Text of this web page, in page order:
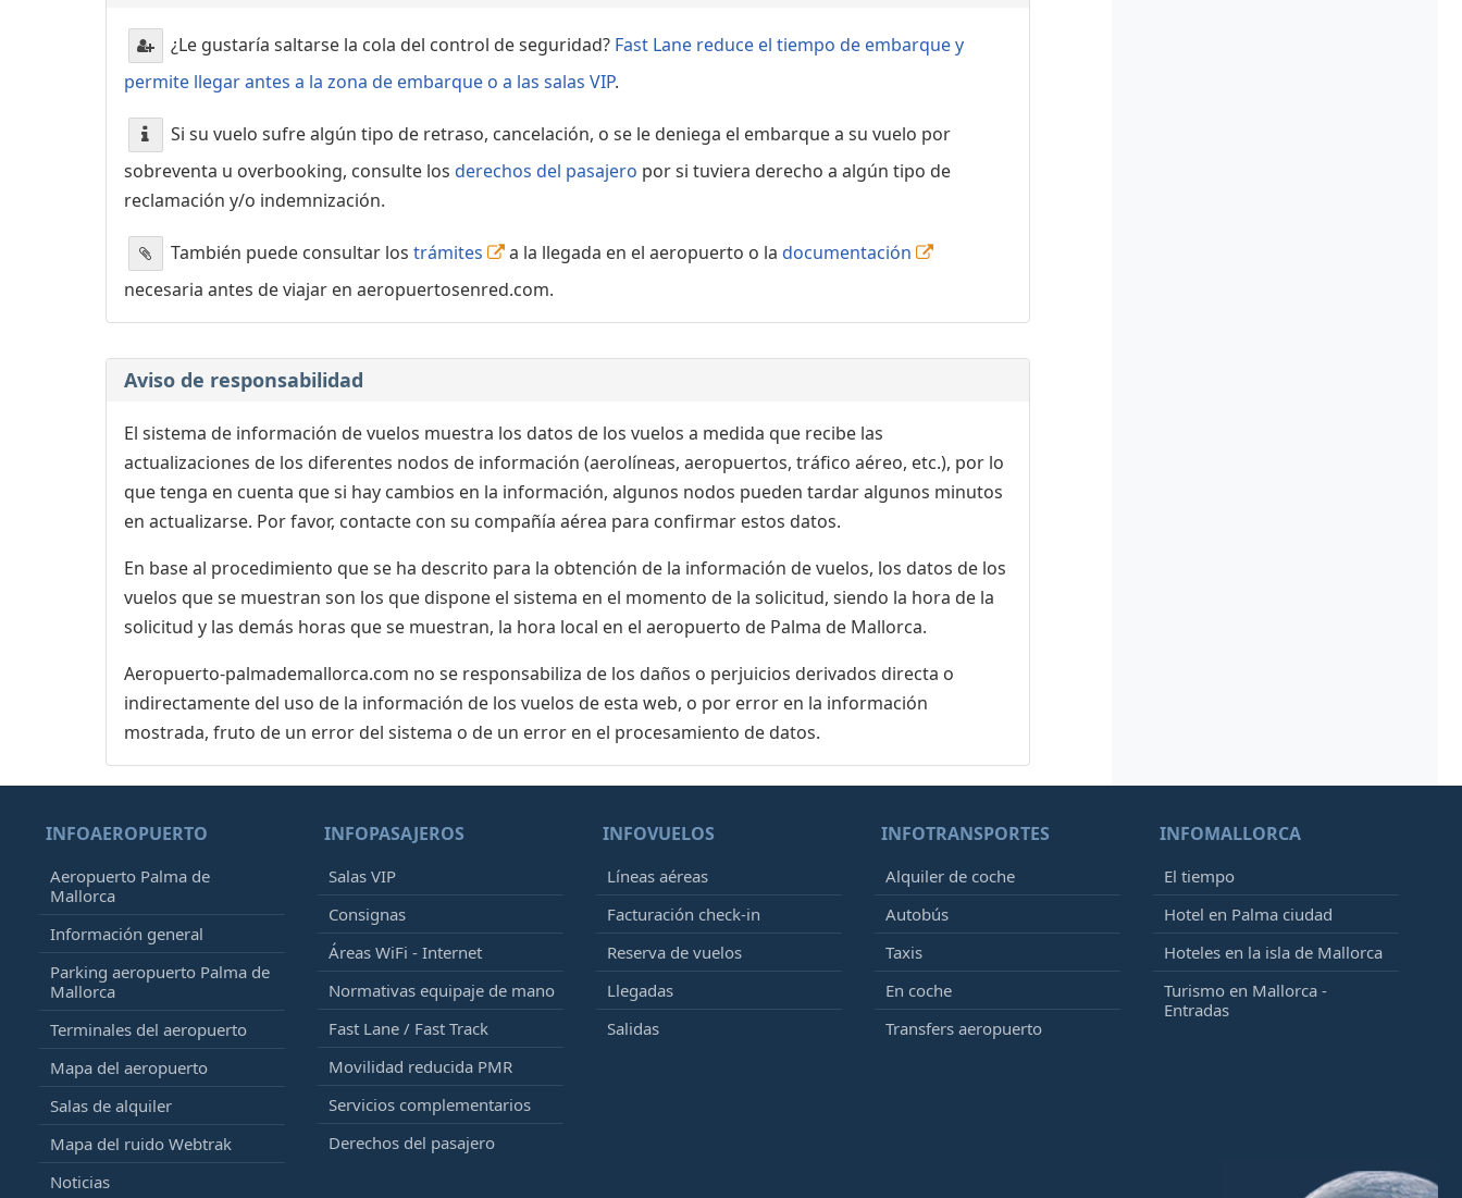
¿Le gustaría saltarse la cola del control de seguridad? Fast Lane reduce el tiempo de embarque y
permite llegar antes a la zona de embarque o a las salas VIP.
Si su vuelo sufre algún tipo de retraso, cancelación, o se le deniega el embarque a su vuelo por
sobreventa u overbooking, consulte los derechos del pasajero por si tuviera derecho a algún tipo de
reclamación y/o indemnización.
También puede consultar los trámites a la llegada en el aeropuerto o la documentación
necesaria antes de viajar en aeropuertosenred.com.
Aviso de responsabilidad
El sistema de información de vuelos muestra los datos de los vuelos a medida que recibe las
actualizaciones de los diferentes nodos de información (aerolíneas, aeropuertos, tráfico aéreo, etc.), por lo
que tenga en cuenta que si hay cambios en la información, algunos nodos pueden tardar algunos minutos
en actualizarse. Por favor, contacte con su compañía aérea para confirmar estos datos.
En base al procedimiento que se ha descrito para la obtención de la información de vuelos, los datos de los
vuelos que se muestran son los que dispone el sistema en el momento de la solicitud, siendo la hora de la
solicitud y las demás horas que se muestran, la hora local en el aeropuerto de Palma de Mallorca.
Aeropuerto-palmademallorca.com no se responsabiliza de los daños o perjuicios derivados directa o
indirectamente del uso de la información de los vuelos de esta web, o por error en la información
mostrada, fruto de un error del sistema o de un error en el procesamiento de datos.
INFOAEROPUERTO
Aeropuerto Palma de
Mallorca
Información general
Parking aeropuerto Palma de
Mallorca
Terminales del aeropuerto
Mapa del aeropuerto
Salas de alquiler
Mapa del ruido Webtrak
Noticias
INFOPASAJEROS
Salas VIP
Consignas
Áreas WiFi - Internet
Normativas equipaje de mano
Fast Lane / Fast Track
Movilidad reducida PMR
Servicios complementarios
Derechos del pasajero
INFOVUELOS
Líneas aéreas
Facturación check-in
Reserva de vuelos
Llegadas
Salidas
INFOTRANSPORTES
Alquiler de coche
Autobús
Taxis
En coche
Transfers aeropuerto
INFOMALLORCA
El tiempo
Hotel en Palma ciudad
Hoteles en la isla de Mallorca
Turismo en Mallorca -
Entradas